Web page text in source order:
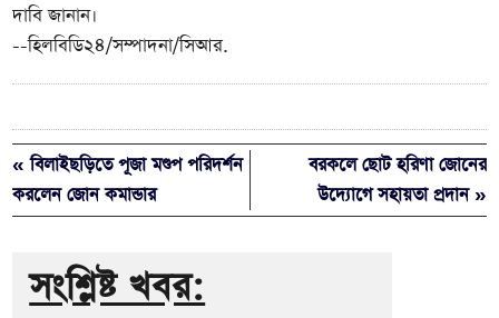
দাবি জানান।
--হিলবিডি২৪/সম্পাদনা/সিআর.
« বিলাইছড়িতে পূজা মণ্ডপ পরিদর্শন
করলেন জোন কমান্ডার
বরকলে ছোট হরিণা জোনের
উদ্যোগে সহায়তা প্রদান »
সংশ্লিষ্ট খবর: